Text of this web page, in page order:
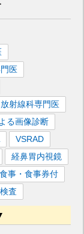
医
放射線科専門医
る画像診断
VSRAD
経鼻胃内視鏡
食事・食事券付
査